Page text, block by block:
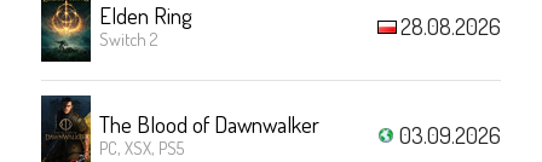
Elden Ring
Switch 2 28.08.2026
The Blood of Dawnwalker
PC, XSX, PS5 03.09.2026